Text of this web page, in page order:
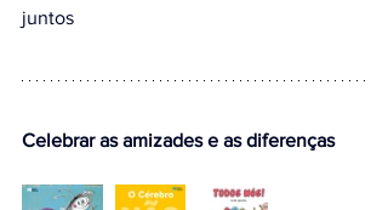
juntos
Celebrar as amizades e as diferenças